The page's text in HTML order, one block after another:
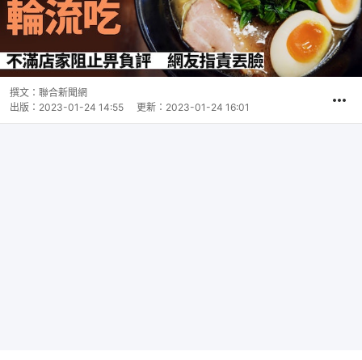
撰文： 聯合新聞網
出版： 2023-01-24 14:55 更新： 2023-01-24 16:01